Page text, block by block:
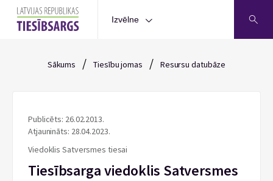
Izvēlne
Sākums / Tiesību jomas / Resursu datubāze
Publicēts: 26.02.2013.
Atjaunināts: 28.04.2023.
Viedoklis Satversmes tiesai
Tiesībsarga viedoklis Satversmes